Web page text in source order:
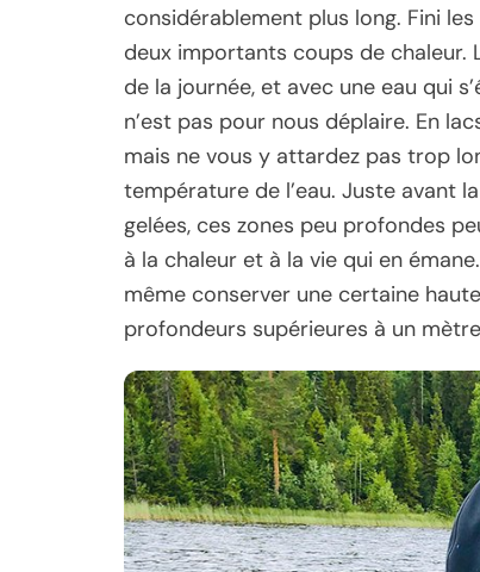
considérablement plus long. Fini
deux importants coups de chaleur.
de la journée, et avec une eau qui
n’est pas pour nous déplaire. En
mais ne vous y attardez pas trop
température de l’eau. Juste avant
gelées, ces zones peu profondes
à la chaleur et à la vie qui en
même conserver une certaine
profondeurs supérieures à un